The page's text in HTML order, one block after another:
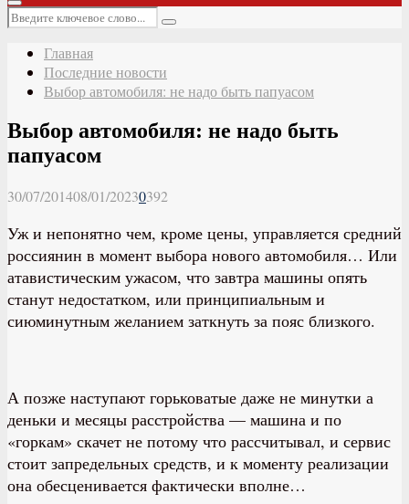
Основное
меню
Искать:
Поиск
Главная
Последние новости
Выбор автомобиля: не надо быть папуасом
Выбор автомобиля: не надо быть
папуасом
30/07/201408/01/20230392
Уж и непонятно чем, кроме цены, управляется средний
россиянин в момент выбора нового автомобиля… Или
атавистическим ужасом, что завтра машины опять
станут недостатком, или принципиальным и
сиюминутным желанием заткнуть за пояс близкого.
А позже наступают горьковатые даже не минутки а
деньки и месяцы расстройства — машина и по
«горкам» скачет не потому что рассчитывал, и сервис
стоит запредельных средств, и к моменту реализации
она обесценивается фактически вполне…